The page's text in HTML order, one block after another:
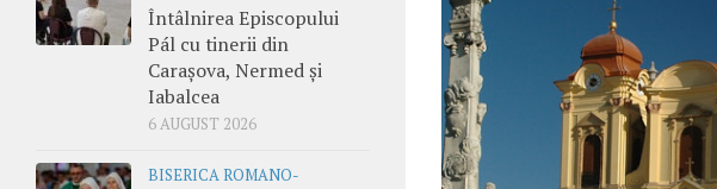
Întâlnirea Episcopului
Pál cu tinerii din
Carașova, Nermed și
Iabalcea
6 AUGUST 2026
BISERICA ROMANO-